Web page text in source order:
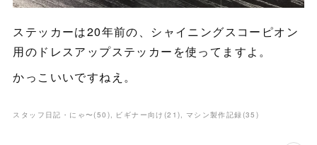
ステッカーは20年前の、シャイニングスコーピオン
用のドレスアップステッカーを使ってますよ。
かっこいいですねえ。
スタッフ日記・にゃ〜(50 ) ビギナー向け (21) マシン製作記録(35 )